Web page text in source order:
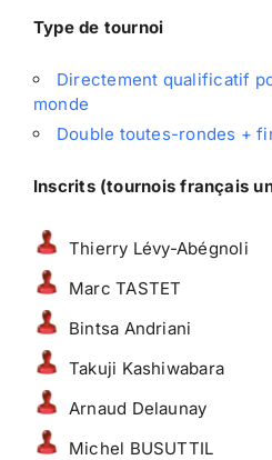
Type de tournoi
Directement qualificatif
monde
Double toutes-rondes +
Inscrits (tournois français
Thierry Lévy-Abégnoli
Marc TASTET
Bintsa Andriani
Takuji Kashiwabara
Arnaud Delaunay
Michel BUSUTTIL